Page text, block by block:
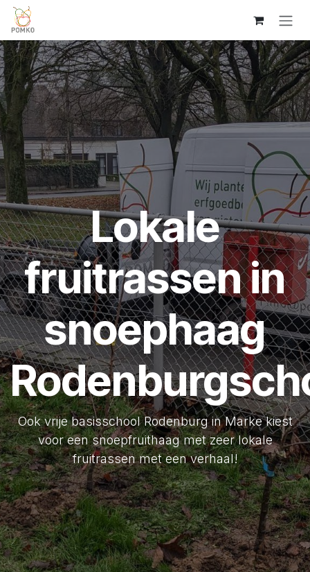
Overslaan naar inhoud
Lokale
fruitrassen in
snoephaag
Ook vrije basisschool Rodenburg in Marke kiest
voor een snoepfruithaag met zeer lokale
fruitrassen met een verhaal!